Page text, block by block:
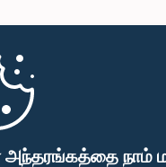
நாம்